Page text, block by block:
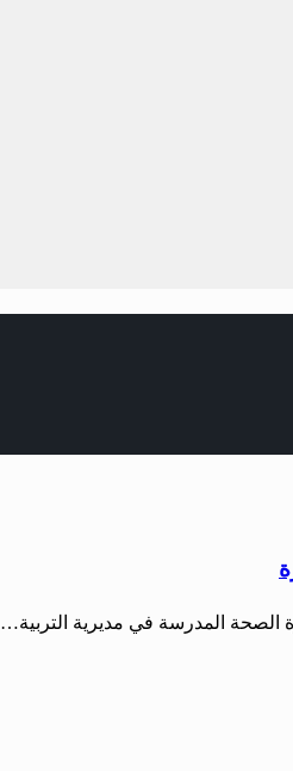
الصحة المدرسة في مديرية التربية…